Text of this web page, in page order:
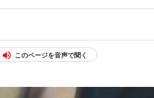
このページを音声で聞く